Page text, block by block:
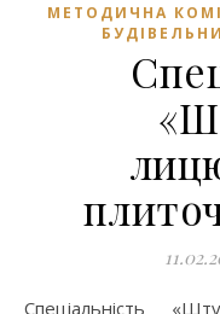
МЕТОДИЧНА
Спеціальність «Штукатур; лицювальник-плиточник;